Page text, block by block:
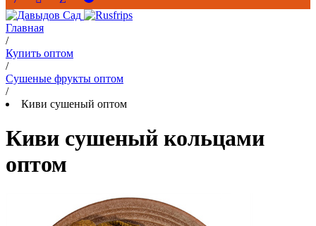
Главная
/
Купить оптом
/
Сушеные фрукты оптом
/
Киви сушеный оптом
Киви сушеный кольцами
оптом